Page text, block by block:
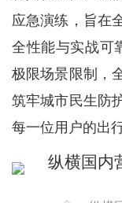
应急演练，旨在
全性能与实战可
极限场景限制，
筑牢城市民生防
每一位用户的出